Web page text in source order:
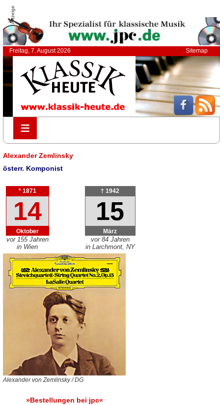
Anzeige
Freitag, 7. August 2026 Sitemap
≡
≡
Alexander Zemlinsky
österr. Komponist
* 1871
14
Oktober
vor 155 Jahren
in Wien
† 1942
15
März
vor 84 Jahren
in Larchmont, NY
Alexander von Zemlinsky / DG
»Bestellungen bei jpc«